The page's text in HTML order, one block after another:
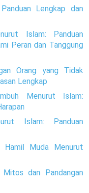
Lengkap dan
Islam: Panduan
Peran dan Tanggung
Orang yang Tidak
Lengkap
Menurut Islam:
Islam: Panduan
Muda Menurut
dan Pandangan